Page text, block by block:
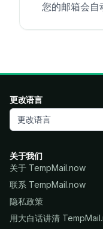
您的邮箱会自
更改语言
更改语言
关于我们
关于 TempMail.now
联系 TempMail.now
隐私政策
用大白话讲清